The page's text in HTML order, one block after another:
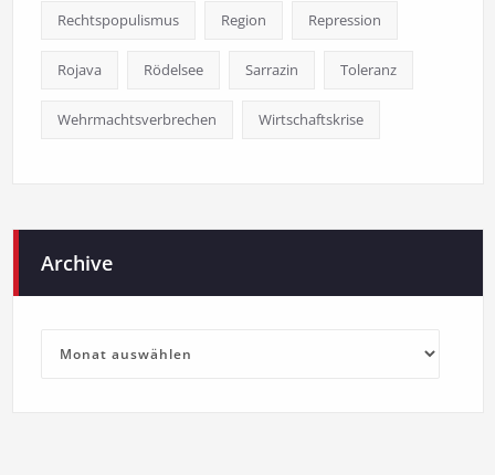
Rechtspopulismus Region Repression
Rojava Rödelsee Sarrazin Toleranz
Wehrmachtsverbrechen Wirtschaftskrise
Archive